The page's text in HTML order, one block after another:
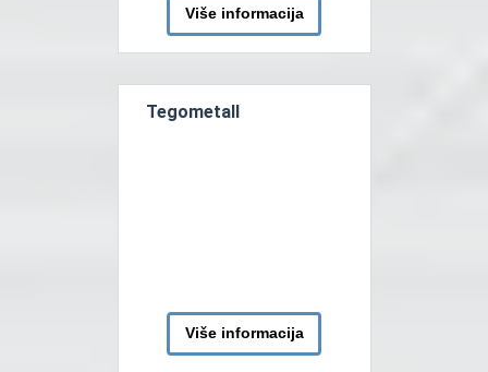
proizvoda bilo u rasutom
stanju ili pojedinačno.
Metalne police za odlaganje
istaknutom. Lako se […]
Više informacija
Tegometall
Više informacija